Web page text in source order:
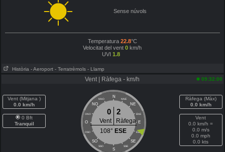
Sense núvols
Temperatura 22.8°C
Velocitat del vent 0 km/h
UVI 1.8
Història - Aeroport - Terratrèmols - Llamp
Vent | Ràfega - km/h 09:32:00
Vent (Mitjana )
0.0 km/h
0 Bft
Tranquil
N
NNO NNE
NO NE
ONO ENE
O E
OSO ESE
SO SE
SSO SSE
S
0 2
Vent
Ràfega
108° ESE
Ràfega (Màx)
0.0 km/h
Vent
0.0 km/h =
0.0 m/s
0.0 mph
0.0 kts